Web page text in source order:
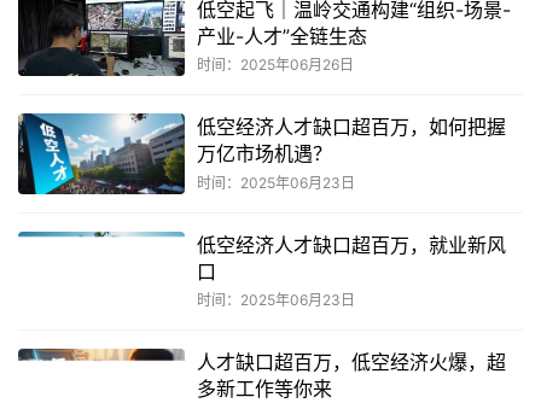
低空起飞｜温岭交通构建“组织-场景-
产业-人才”全链生态
时间：2025年06月26日
低空经济人才缺口超百万，如何把握
万亿市场机遇？
时间：2025年06月23日
低空经济人才缺口超百万，就业新风
口
时间：2025年06月23日
人才缺口超百万，低空经济火爆，超
多新工作等你来